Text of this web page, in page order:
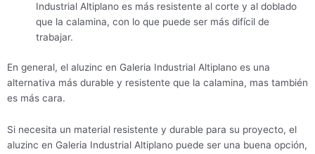
Industrial Altiplano es más resistente al corte y al doblado
que la calamina, con lo que puede ser más difícil de
trabajar.
En general, el aluzinc en Galeria Industrial Altiplano es una
alternativa más durable y resistente que la calamina, mas también
es más cara.
Si necesita un material resistente y durable para su proyecto, el
aluzinc en Galeria Industrial Altiplano puede ser una buena opción,